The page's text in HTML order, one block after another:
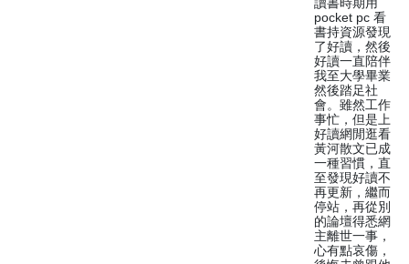
pocket pc 看
書持資源發現
了好讀，然後
好讀一直陪伴
我至大學畢業
然後踏足社
會。雖然工作
事忙，但是上
好讀網閒逛看
黃河散文已成
一種習慣，直
至發現好讀不
再更新，繼而
停站，再從別
的論壇得悉網
主離世一事，
心有點哀傷，